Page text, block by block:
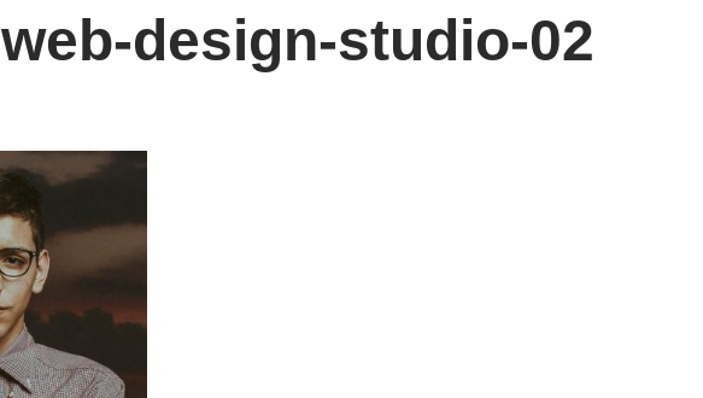
web-design-studio-02